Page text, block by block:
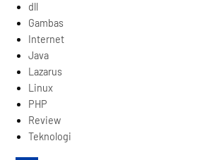
dll
Gambas
Internet
Java
Lazarus
Linux
PHP
Review
Teknologi